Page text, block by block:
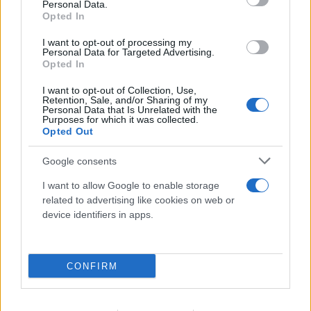
Personal Data.
Opted In
I want to opt-out of processing my
Personal Data for Targeted Advertising.
Opted In
I want to opt-out of Collection, Use,
Retention, Sale, and/or Sharing of my
Personal Data that Is Unrelated with the
Purposes for which it was collected.
Opted Out
Google consents
I want to allow Google to enable storage
related to advertising like cookies on web or
device identifiers in apps.
CONFIRM